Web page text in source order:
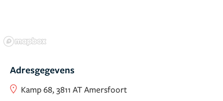
Adresgegevens
Kamp 68, 3811 AT Amersfoort